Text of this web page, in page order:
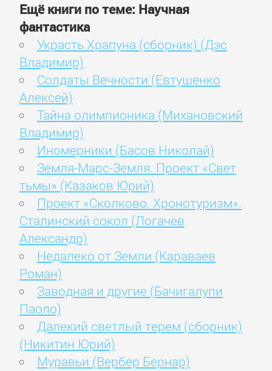
Ещё книги по теме: Научная
фантастика
Украсть Храпуна (сборник) (Дэс
Владимир)
Солдаты Вечности (Евтушенко
Алексей)
Тайна олимпионика (Михановский
Владимир)
Иномерники (Басов Николай)
Земля-Марс-Земля. Проект «Свет
тьмы» (Казаков Юрий)
Проект «Сколково. Хронотуризм».
Сталинский сокол (Логачев
Александр)
Недалеко от Земли (Караваев
Роман)
Заводная и другие (Бачигалупи
Паоло)
Далекий светлый терем (сборник)
(Никитин Юрий)
Муравьи (Вербер Бернар)